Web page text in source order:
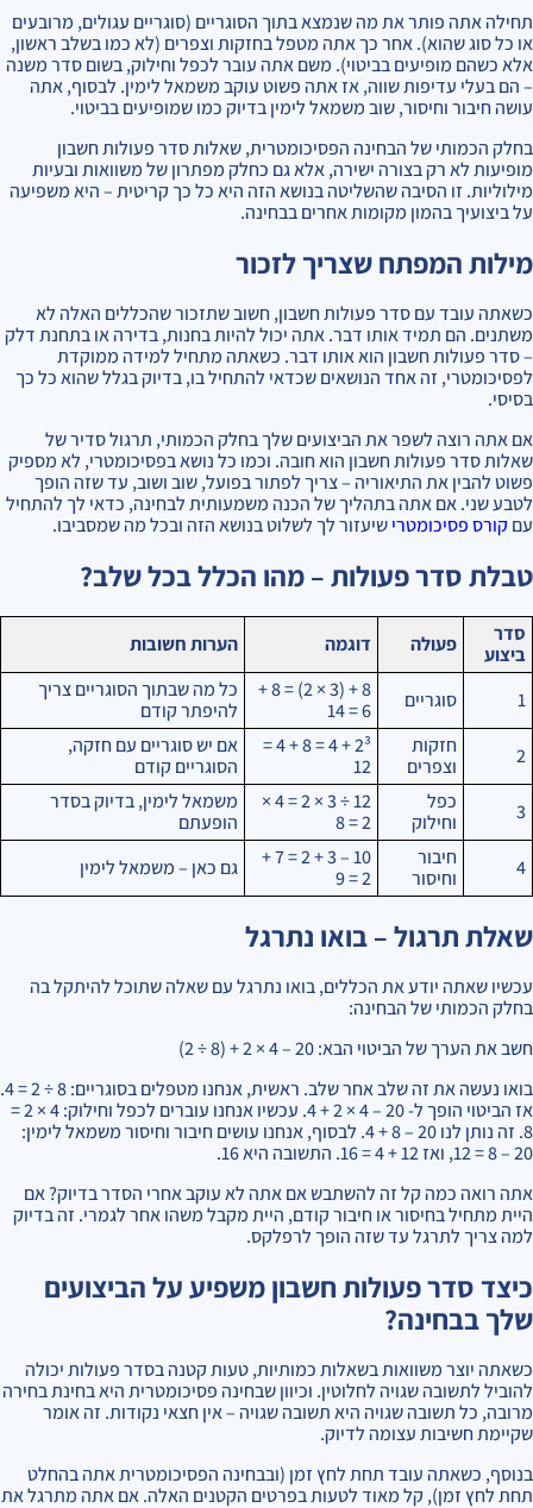
תחילה אתה פותר את מה שנמצא בתוך הסוגריים (סוגריים עגולים, מרובעים
או כל סוג שהוא). אחר כך אתה מטפל בחזקות וצפרים (לא כמו בשלב ראשון,
אלא כשהם מופיעים בביטוי). משם אתה עובר לכפל וחילוק, בשום סדר משנה
– הם בעלי עדיפות שווה, אז אתה פשוט עוקב משמאל לימין. לבסוף, אתה
עושה חיבור וחיסור, שוב משמאל לימין בדיוק כמו שמופיעים בביטוי.
בחלק הכמותי של הבחינה הפסיכומטרית, שאלות סדר פעולות חשבון
מופיעות לא רק בצורה ישירה, אלא גם כחלק מפתרון של משוואות ובעיות
מילוליות. זו הסיבה שהשליטה בנושא הזה היא כל כך קריטית – היא משפיעה
על ביצועיך בהמון מקומות אחרים בבחינה.
מילות המפתח שצריך לזכור
כשאתה עובד עם סדר פעולות חשבון, חשוב שתזכור שהכללים האלה לא
משתנים. הם תמיד אותו דבר. אתה יכול להיות בחנות, בדירה או בתחנת דלק
– סדר פעולות חשבון הוא אותו דבר. כשאתה מתחיל למידה ממוקדת
לפסיכומטרי, זה אחד הנושאים שכדאי להתחיל בו, בדיוק בגלל שהוא כל כך
בסיסי.
אם אתה רוצה לשפר את הביצועים שלך בחלק הכמותי, תרגול סדיר של
שאלות סדר פעולות חשבון הוא חובה. וכמו כל נושא בפסיכומטרי, לא מספיק
פשוט להבין את התיאוריה – צריך לפתור בפועל, שוב ושוב, עד שזה הופך
לטבע שני. אם אתה בתהליך של הכנה משמעותית לבחינה, כדאי לך להתחיל
עםקורס פסיכומטרישיעזור לך לשלוט בנושא הזה ובכל מה שמסביבו.
טבלת סדר פעולות – מהו הכלל בכל שלב?
סדר
ביצוע
פעולה דוגמה הערות חשובות
1 סוגריים
8 + (3 × 2) = 8 +
6 = 14
כל מה שבתוך הסוגריים צריך
להיפתר קודם
2
חזקות
וצפרים
2³ + 4 = 8 + 4 =
12
אם יש סוגריים עם חזקה,
הסוגריים קודם
3
כפל
וחילוק
12 ÷ 3 × 2 = 4 ×
2 = 8
משמאל לימין, בדיוק בסדר
הופעתם
4
חיבור
וחיסור
10 – 3 + 2 = 7 +
2 = 9
גם כאן – משמאל לימין
שאלת תרגול – בואו נתרגל
עכשיו שאתה יודע את הכללים, בואו נתרגל עם שאלה שתוכל להיתקל בה
בחלק הכמותי של הבחינה:
חשב את הערך של הביטוי הבא: 20 – 4 × 2 + (8 ÷ 2)
בואו נעשה את זה שלב אחר שלב. ראשית, אנחנו מטפלים בסוגריים: 8 ÷ 2 = 4.
אז הביטוי הופך ל- 20 – 4 × 2 + 4. עכשיו אנחנו עוברים לכפל וחילוק: 4 × 2 =
8. זה נותן לנו 20 – 8 + 4. לבסוף, אנחנו עושים חיבור וחיסור משמאל לימין:
20 – 8 = 12, ואז 12 + 4 = 16. התשובה היא 16.
אתה רואה כמה קל זה להשתבש אם אתה לא עוקב אחרי הסדר בדיוק? אם
היית מתחיל בחיסור או חיבור קודם, היית מקבל משהו אחר לגמרי. זה בדיוק
למה צריך לתרגל עד שזה הופך לרפלקס.
כיצד סדר פעולות חשבון משפיע על הביצועים
שלך בבחינה?
כשאתה יוצר משוואות בשאלות כמותיות, טעות קטנה בסדר פעולות יכולה
להוביל לתשובה שגויה לחלוטין. וכיוון שבחינה פסיכומטרית היא בחינת בחירה
מרובה, כל תשובה שגויה היא תשובה שגויה – אין חצאי נקודות. זה אומר
שקיימת חשיבות עצומה לדיוק.
בנוסף, כשאתה עובד תחת לחץ זמן (ובבחינה הפסיכומטרית אתה בהחלט
תחת לחץ זמן), קל מאוד לטעות בפרטים הקטנים האלה. אם אתה מתרגל את